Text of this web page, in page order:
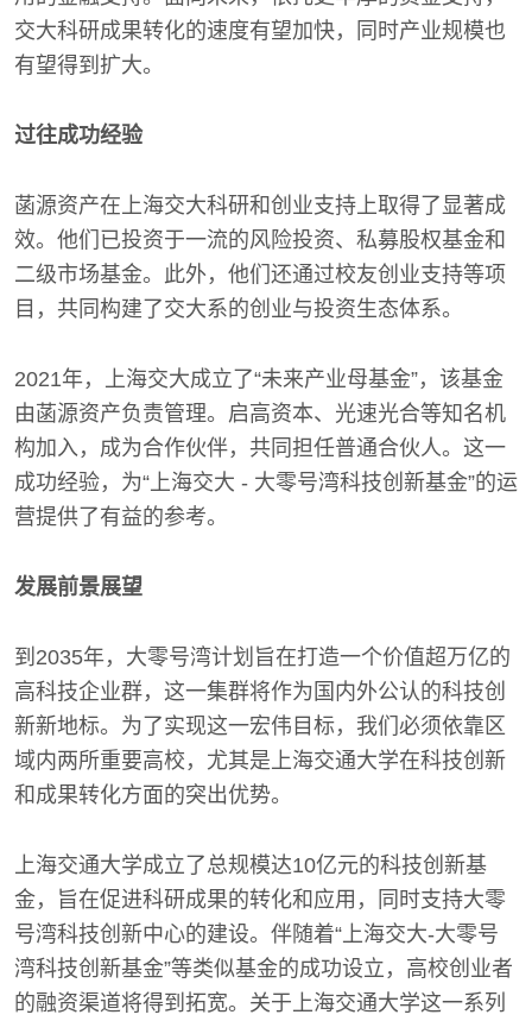
交大科研成果转化的速度有望加快，同时产业规模也
有望得到扩大。
过往成功经验
菡源资产在上海交大科研和创业支持上取得了显著成
效。他们已投资于一流的风险投资、私募股权基金和
二级市场基金。此外，他们还通过校友创业支持等项
目，共同构建了交大系的创业与投资生态体系。
2021年，上海交大成立了“未来产业母基金”，该基金
由菡源资产负责管理。启高资本、光速光合等知名机
构加入，成为合作伙伴，共同担任普通合伙人。这一
成功经验，为“上海交大 - 大零号湾科技创新基金”的运
营提供了有益的参考。
发展前景展望
到2035年，大零号湾计划旨在打造一个价值超万亿的
高科技企业群，这一集群将作为国内外公认的科技创
新新地标。为了实现这一宏伟目标，我们必须依靠区
域内两所重要高校，尤其是上海交通大学在科技创新
和成果转化方面的突出优势。
上海交通大学成立了总规模达10亿元的科技创新基
金，旨在促进科研成果的转化和应用，同时支持大零
号湾科技创新中心的建设。伴随着“上海交大-大零号
湾科技创新基金”等类似基金的成功设立，高校创业者
的融资渠道将得到拓宽。关于上海交通大学这一系列